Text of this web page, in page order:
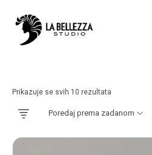
Prikazuje se svih 10 rezultata
Poredaj prema zadanom